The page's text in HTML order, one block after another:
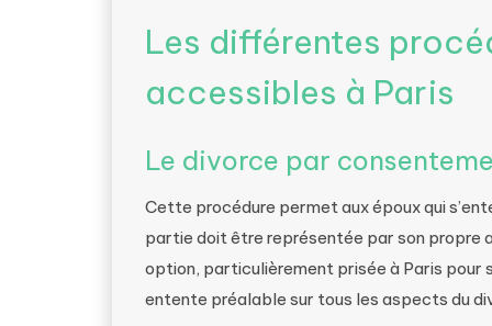
Les différentes
accessibles à Paris
Le divorce par
Cette procédure permet aux époux qui
partie doit être représentée par son propre
option, particulièrement prisée à Paris pour
entente préalable sur tous les aspects du